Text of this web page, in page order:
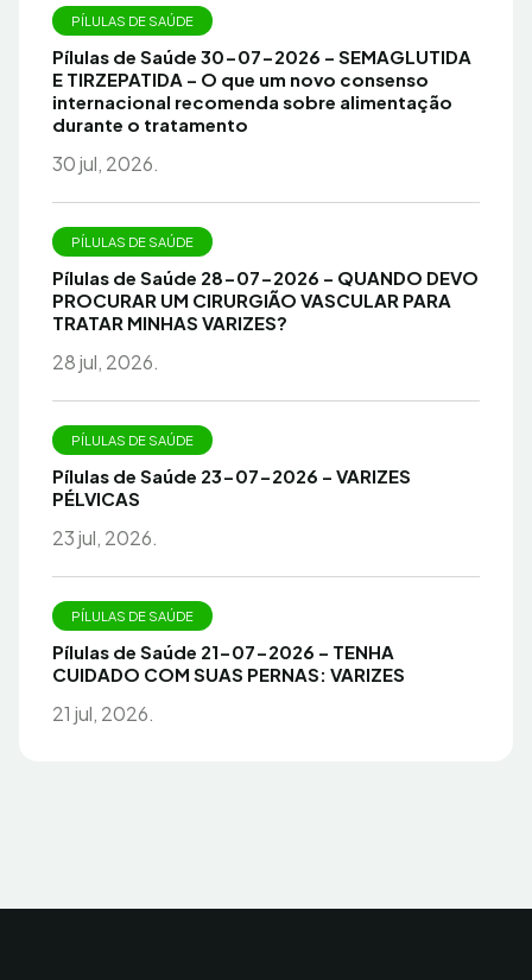
PÍLULAS DE SAÚDE
Pílulas de Saúde 30-07-2026 – SEMAGLUTIDA
E TIRZEPATIDA – O que um novo consenso
internacional recomenda sobre alimentação
durante o tratamento
30 jul, 2026.
PÍLULAS DE SAÚDE
Pílulas de Saúde 28-07-2026 – QUANDO DEVO
PROCURAR UM CIRURGIÃO VASCULAR PARA
TRATAR MINHAS VARIZES?
28 jul, 2026.
PÍLULAS DE SAÚDE
Pílulas de Saúde 23-07-2026 – VARIZES
PÉLVICAS
23 jul, 2026.
PÍLULAS DE SAÚDE
Pílulas de Saúde 21-07-2026 – TENHA
CUIDADO COM SUAS PERNAS: VARIZES
21 jul, 2026.